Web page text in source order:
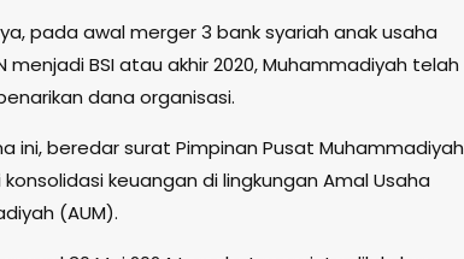
pada awal merger 3 bank syariah anak usaha
menjadi BSI atau akhir 2020, Muhammadiyah telah
dana organisasi.
ini, beredar surat Pimpinan Pusat Muhammadiyah
keuangan di lingkungan Amal Usaha
(AUM).